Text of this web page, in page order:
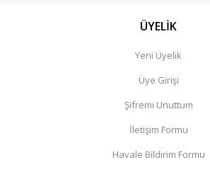
ÜYELİK
Yeni Üyelik
Üye Girişi
Şifremi Unuttum
İletişim Formu
Havale Bildirim Formu